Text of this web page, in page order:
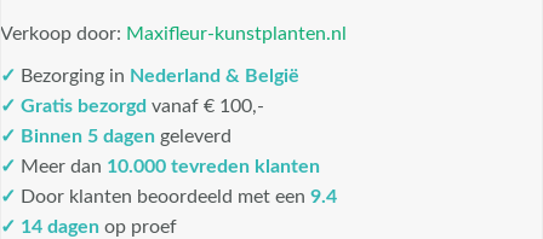
Verkoop door: Maxifleur-kunstplanten.nl
✓ Bezorging in Nederland & België
✓ Gratis bezorgd vanaf € 100,-
✓ Binnen 5 dagen geleverd
✓ Meer dan 10.000 tevreden klanten
✓ Door klanten beoordeeld met een 9.4
✓ 14 dagen op proef